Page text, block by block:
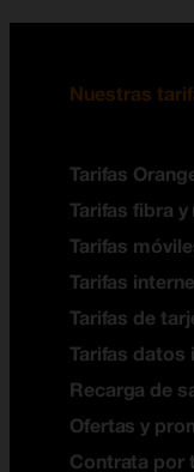
Nuestras
Tarifas
Tarifas fibra y
Tarifas
Tarifas
Tarifas de
Tarifas datos
Recarga de
Ofertas y
Contrata por